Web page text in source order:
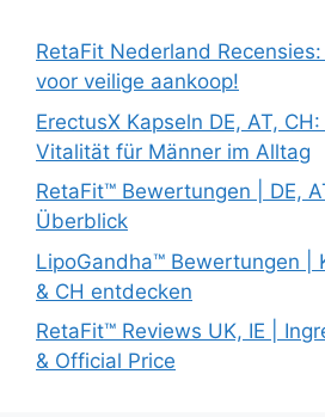
RetaFit Nederland
voor veilige aankoop!
ErectusX Kapseln DE, AT,
Vitalität für Männer im Alltag
RetaFit™ Bewertungen | DE,
Überblick
LipoGandha™ Bewertungen |
& CH entdecken
RetaFit™ Reviews UK, IE |
& Official Price